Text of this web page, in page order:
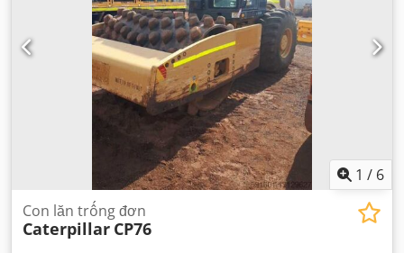
1 / 6
Con lăn trống đơn
Caterpillar CP76